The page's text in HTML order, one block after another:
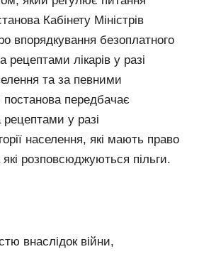
Кабінету Міністрів
впорядкування безоплатного
рецептами лікарів у разі
та за певними
передбачає
рецептами у разі
населення, які мають право
які розповсюджуються пільги.
внаслідок війни,